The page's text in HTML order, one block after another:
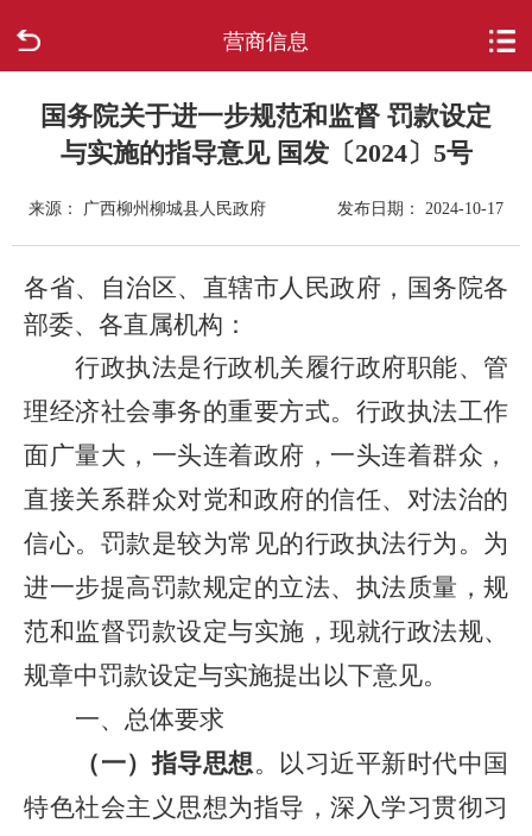
营商信息
走进柳城
政府信息公开
网上办事
互动回应
国务院关于进一步规范和监督 罚款设定
与实施的指导意见 国发〔2024〕5号
来源： 广西柳州柳城县人民政府 发布日期： 2024-10-17
各省、自治区、直辖市人民政府，国务院各
部委、各直属机构：
行政执法是行政机关履行政府职能、管
理经济社会事务的重要方式。行政执法工作
面广量大，一头连着政府，一头连着群众，
直接关系群众对党和政府的信任、对法治的
信心。罚款是较为常见的行政执法行为。为
进一步提高罚款规定的立法、执法质量，规
范和监督罚款设定与实施，现就行政法规、
规章中罚款设定与实施提出以下意见。
一、总体要求
（一）指导思想。以习近平新时代中国
特色社会主义思想为指导，深入学习贯彻习